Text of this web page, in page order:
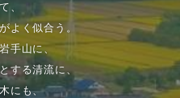
、
よく似合う。
手山に、
する清流に、
にも、